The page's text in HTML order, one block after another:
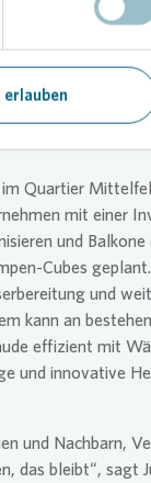
erlauben
Windrad an. Ziel
zu stärken.
im Quartier
mit einer
und Balkone
Cubes
und
kann an
effizient mit
und innovative
und Nachbarn,
das bleibt“, sagt